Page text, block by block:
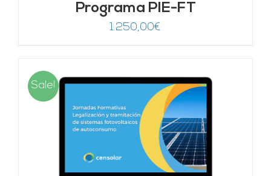
Programa PIE-FT
1.250,00€
Sale!